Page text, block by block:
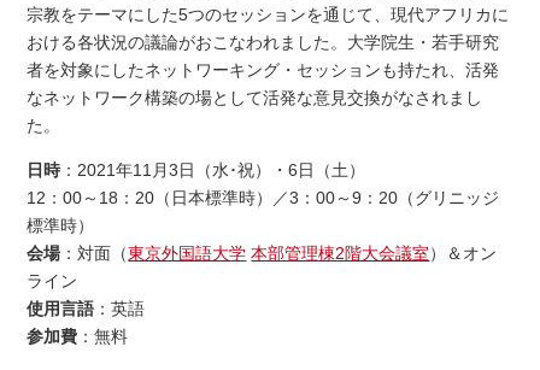
宗教をテーマにした5つのセッションを通じて、現代アフリカに
おける各状況の議論がおこなわれました。大学院生・若手研究
者を対象にしたネットワーキング・セッションも持たれ、活発
なネットワーク構築の場として活発な意見交換がなされまし
た。
日時 ：2021年11月3日（水･祝）・6日（土）
12：00～18：20（日本標準時）／3：00～9：20（グリニッジ
標準時）
会場：対面（東京外国語大学 本部管理棟2階大会議室）＆オン
ライン
使用言語 ：英語
参加費 ：無料